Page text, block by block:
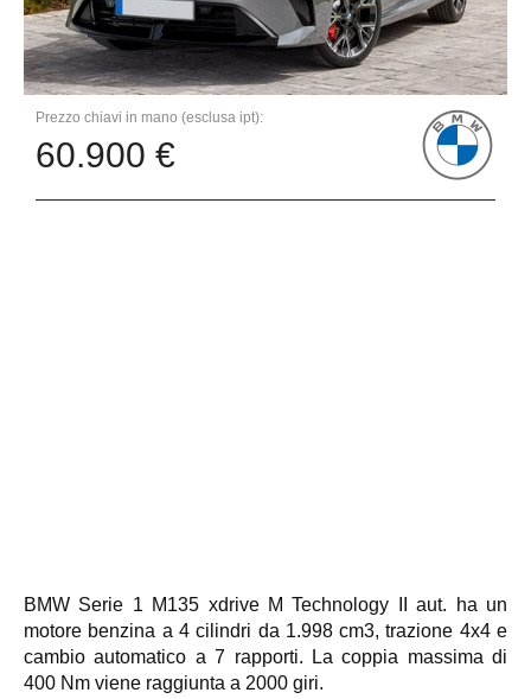
Prezzo chiavi in mano (esclusa ipt):
60.900 €
BMW Serie 1 M135 xdrive M Technology II aut. ha un
motore benzina a 4 cilindri da 1.998 cm3, trazione 4x4 e
cambio automatico a 7 rapporti. La coppia massima di
400 Nm viene raggiunta a 2000 giri.